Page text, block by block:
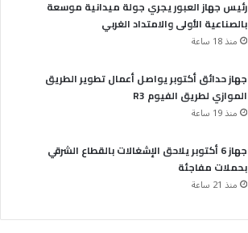
رئيس جهاز العبور يجري جولة ميدانية موسعة
بالصناعية الأولى والامتداد الغربي
منذ 18 ساعة
جهاز حدائق أكتوبر يواصل أعمال تطوير الطريق
الموازي لطريق الفيوم R3
منذ 19 ساعة
جهاز 6 أكتوبر يلاحق الإشغالات بالقطاع الشرقي
بحملات مفاجئة
منذ 21 ساعة